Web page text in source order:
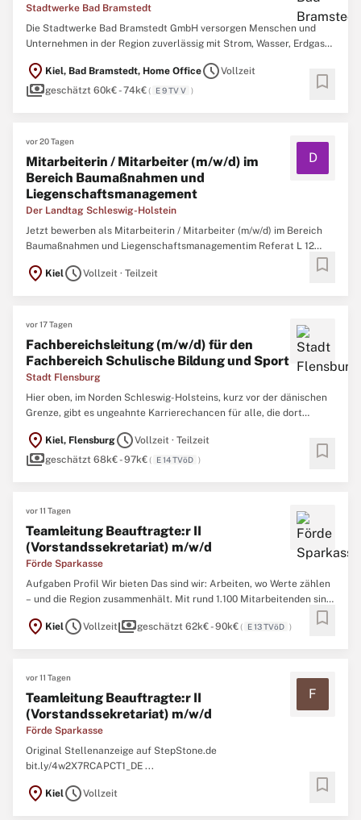
Stadtwerke Bad Bramstedt
Die Stadtwerke Bad Bramstedt GmbH versorgen Menschen und
Unternehmen in der Region zuverlässig mit Strom, Wasser, Erdgas
wir die Energiewende vor Ort aktiv voran und investieren in eine
nachhaltige Zukunft. Für unser Finanz- und Rechnungswesen ...
location_on Kiel, Bad Bramstedt, Home OfficescheduleVollzeit
paymentsgeschätzt 60k€ - 74k€( E 9 TV V ) bookmark
vor 20 Tagen
Mitarbeiterin / Mitarbeiter (m/w/d) im
Bereich Baumaßnahmen und
Liegenschaftsmanagement
Der Landtag Schleswig-Holstein
D
Jetzt bewerben als Mitarbeiterin / Mitarbeiter (m/w/d) im Bereich
Baumaßnahmen und Liegenschaftsmanagementim Referat L 12
nächstmöglichen Zeitpunkt, befristet bis zum 31.07.2029 in Teilzeit
location_on KielscheduleVollzeit · Teilzeit bookmark
vor 17 Tagen
Fachbereichsleitung (m/w/d) für den
Fachbereich Schulische Bildung und Sport
Stadt Flensburg
Hier oben, im Norden Schleswig-Holsteins, kurz vor der dänischen
Grenze, gibt es ungeahnte Karrierechancen für alle, die dort
gemeinsam mit uns die Stadt Flensburg innovativ gestalten? Dann
können Sie sich auf die Ostsee, unseren idyllischen Hafen ...
location_on Kiel, FlensburgscheduleVollzeit · Teilzeit
paymentsgeschätzt 68k€ - 97k€( E 14 TVöD ) bookmark
vor 11 Tagen
Teamleitung Beauftragte:r II
(Vorstandssekretariat) m/w/d
Förde Sparkasse
Aufgaben Profil Wir bieten Das sind wir: Arbeiten, wo Werte zählen
– und die Region zusammenhält. Mit rund 1.100 Mitarbeitenden sind
Eckernförde und dem Kreis Plön. Was uns verbindet? Nicht nur
location_on KielscheduleVollzeitpaymentsgeschätzt 62k€ - 90k€( E 13 TVöD ) bookmark
vor 11 Tagen
Teamleitung Beauftragte:r II
(Vorstandssekretariat) m/w/d
Förde Sparkasse
F
Original Stellenanzeige auf StepStone.de
bit.ly/4w2X7RCAPCT1_DE ...
location_on KielscheduleVollzeit bookmark